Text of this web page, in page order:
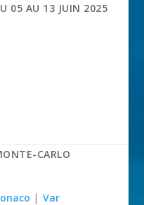
05 AU 13 JUIN 2025
CARLO
| Var